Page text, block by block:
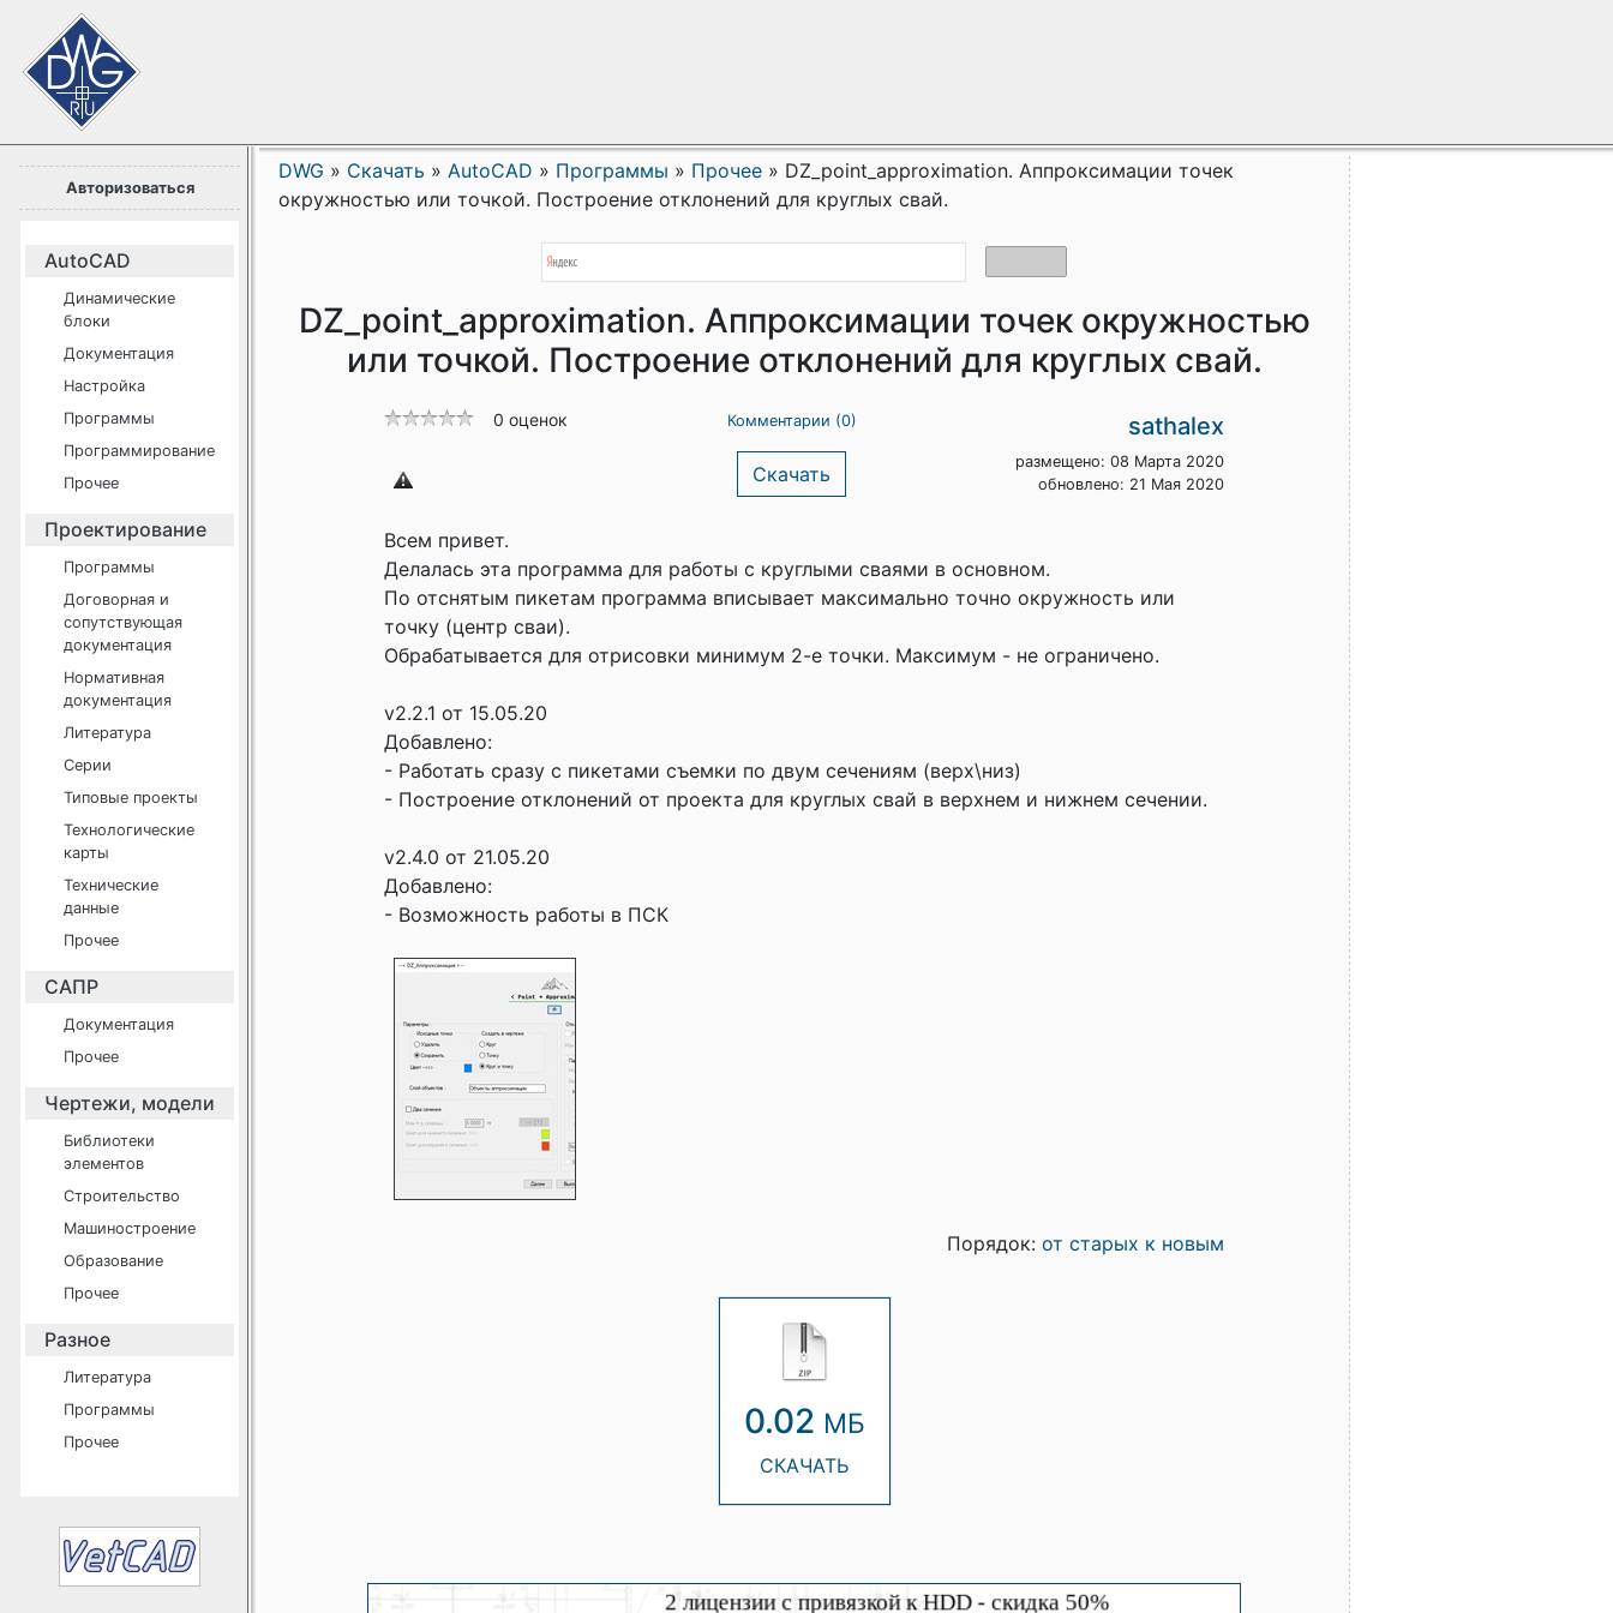
Авторизоваться
AutoCAD
Динамические
блоки
Документация
Настройка
Программы
Программирование
Прочее
Проектирование
Программы
Договорная и
сопутствующая
документация
Нормативная
документация
Литература
Серии
Типовые проекты
Технологические
карты
Технические
данные
Прочее
САПР
Документация
Прочее
Чертежи, модели
Библиотеки
элементов
Строительство
Машиностроение
Образование
Прочее
Разное
Литература
Программы
Прочее
DWG » Скачать » AutoCAD » Программы » Прочее » DZ_point_approximation. Аппроксимации точек
окружностью или точкой. Построение отклонений для круглых свай.
DZ_point_approximation. Аппроксимации точек окружностью
или точкой. Построение отклонений для круглых свай.
0 оценок Комментарии (0)
Скачать
sathalex
размещено: 08 Марта 2020
обновлено: 21 Мая 2020
Всем привет.
Делалась эта программа для работы с круглыми сваями в основном.
По отснятым пикетам программа вписывает максимально точно окружность или
точку (центр сваи).
Обрабатывается для отрисовки минимум 2-е точки. Максимум - не ограничено.
v2.2.1 от 15.05.20
Добавлено:
- Работать сразу с пикетами съемки по двум сечениям (верх\низ)
- Построение отклонений от проекта для круглых свай в верхнем и нижнем сечении.
v2.4.0 от 21.05.20
Добавлено:
- Возможность работы в ПСК
Порядок: от старых к новым
0.02 МБ
СКАЧАТЬ